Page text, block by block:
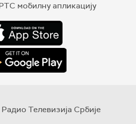
мобилну апликацију
Радио Телевизија Србије